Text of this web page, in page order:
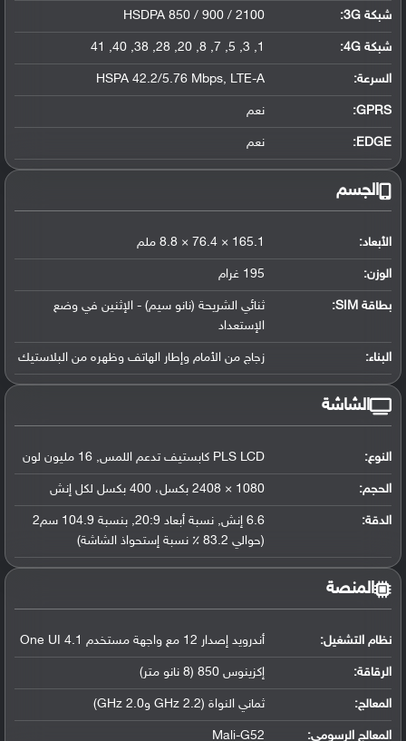
شبكة 3G :
HSDPA 850 / 900 / 2100
شبكة 4G :
1, 3, 5, 7, 8, 20, 28, 38, 40, 41
السرعة: HSPA 42.2/5.76 Mbps, LTE-A
GPRS: نعم
EDGE: نعم
الجسم
الأبعاد: 165.1 × 76.4 × 8.8 ملم
الوزن: 195 غرام
بطاقة SIM:
ثنائي الشريحة (نانو سيم) - الإثنين في وضع
الإستعداد
البناء: زجاج من الأمام وإطار الهاتف وظهره من البلاستيك
الشاشة
النوع: PLS LCD كابستيف تدعم اللمس, 16 مليون لون
الحجم: 1080 × 2408 بكسل، 400 بكسل لكل إنش
الدقة:
6.6 إنش, نسبة أبعاد 20:9, بنسبة 104.9 سم2
(حوالي 83.2 ٪ نسبة إستحواذ الشاشة)
المنصة
نظام التشغيل: أندرويد إصدار 12 مع واجهة مستخدم One UI 4.1
الرقاقة: إكزينوس 850 (8 نانو متر)
المعالج: ثماني النواة (2.2 GHz و2.0 GHz)
المعالج الرسومي:
Mali-G52